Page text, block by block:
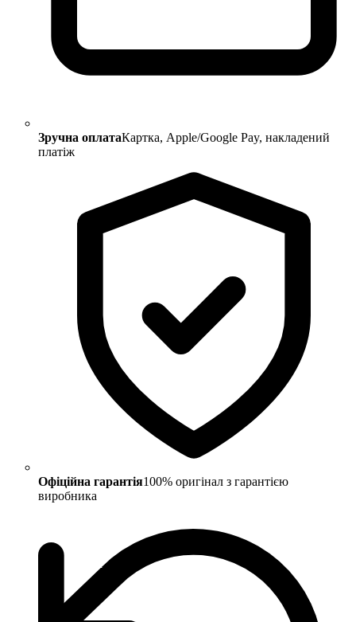
Зручна оплатаКартка, Apple/Google Pay, накладений
платіж
Офіційна гарантія100% оригінал з гарантією
виробника